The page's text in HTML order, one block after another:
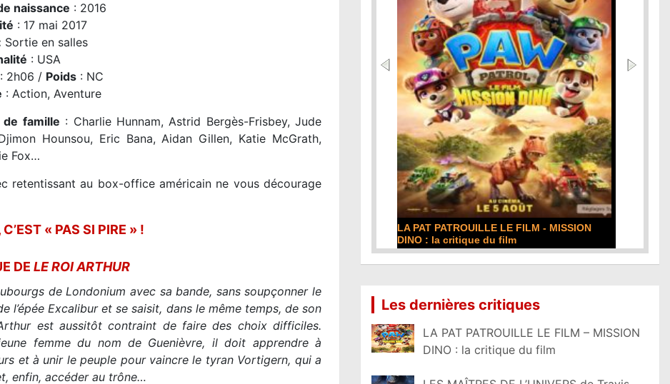
naissance : 2016
: 17 mai 2017
Sortie en salles
: USA
: 2h06 / Poids : NC
: Action, Aventure
de famille : Charlie Hunnam, Astrid Bergès-Frisbey, Jude
Hounsou, Eric Bana, Aidan Gillen, Katie McGrath,
Fox…
retentissant au box-office américain ne vous décourage
« PAS SI PIRE » !
DE LE ROI ARTHUR
de Londonium avec sa bande, sans soupçonner le
l’épée Excalibur et se saisit, dans le même temps, de son
est aussitôt contraint de faire des choix difficiles.
femme du nom de Guenièvre, il doit apprendre à
et à unir le peuple pour vaincre le tyran Vortigern, qui a
enfin, accéder au trône…
LA PAT PATROUILLE LE FILM - MISSION
DINO : la critique du film
Les dernières critiques
LA PAT PATROUILLE LE FILM – MISSION
DINO : la critique du film